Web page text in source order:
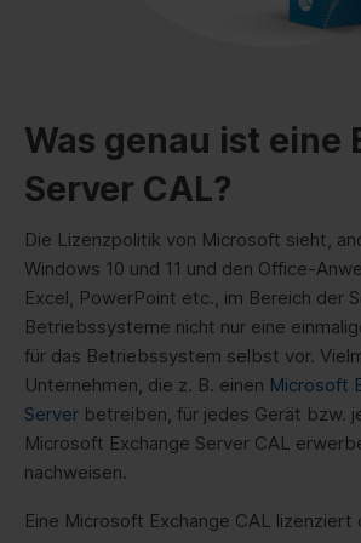
Was genau ist eine
Server CAL?
Die Lizenzpolitik von Microsoft sieht,
Windows 10 und 11 und den Office-
Excel, PowerPoint etc., im Bereich der
Betriebssysteme nicht nur eine
für das Betriebssystem selbst vor.
Unternehmen, die z. B. einen Microsoft
Server betreiben, für jedes Gerät bzw.
Microsoft Exchange Server CAL
nachweisen.
Eine Microsoft Exchange CAL